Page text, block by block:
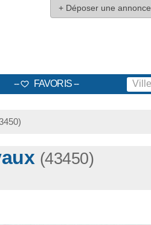
+ Déposer une annonce
FAVORIS
(43450)